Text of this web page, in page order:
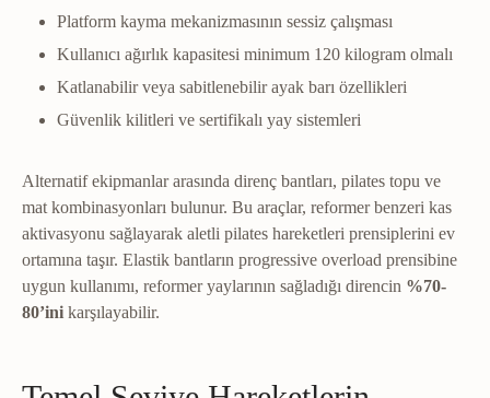
Platform kayma mekanizmasının sessiz çalışması
Kullanıcı ağırlık kapasitesi minimum 120 kilogram olmalı
Katlanabilir veya sabitlenebilir ayak barı özellikleri
Güvenlik kilitleri ve sertifikalı yay sistemleri
Alternatif ekipmanlar arasında direnç bantları, pilates topu ve
mat kombinasyonları bulunur. Bu araçlar, reformer benzeri kas
aktivasyonu sağlayarak aletli pilates hareketleri prensiplerini ev
ortamına taşır. Elastik bantların progressive overload prensibine
uygun kullanımı, reformer yaylarının sağladığı direncin %70-
80’ini karşılayabilir.